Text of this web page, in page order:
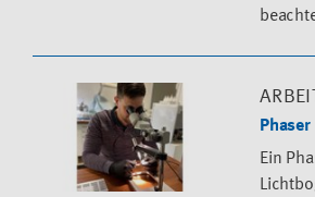
Phaser
Ein